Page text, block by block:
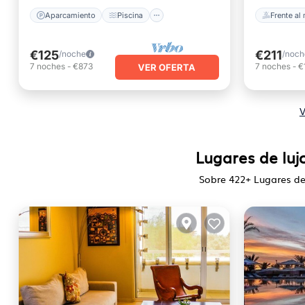
Aparcamiento Piscina
€125/noche
7 noches - €873 VER OFERTA
Frente al
€211/
7 noches-
Lugares de
Sobre 422+ Lugares